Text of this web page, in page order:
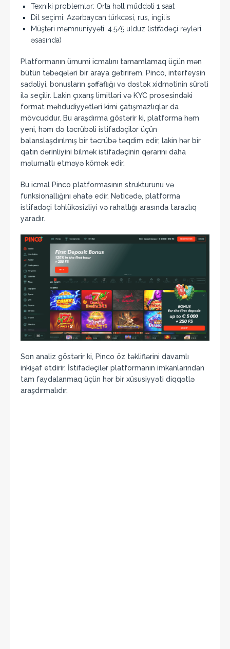
Texniki problemlər: Orta həll müddəti 1 saat
Dil seçimi: Azərbaycan türkcəsi, rus, ingilis
Müştəri məmnuniyyəti: 4.5/5 ulduz (istifadəçi rəyləri
əsasında)
Platformanın ümumi icmalını tamamlamaq üçün mən
bütün təbəqələri bir araya gətirirəm. Pinco, interfeysin
sadəliyi, bonusların şəffaflığı və dəstək xidmətinin sürəti
ilə seçilir. Lakin çıxarış limitləri və KYC prosesindəki
format məhdudiyyətləri kimi çatışmazlıqlar da
mövcuddur. Bu araşdırma göstərir ki, platforma həm
yeni, həm də təcrübəli istifadəçilər üçün
balanslaşdırılmış bir təcrübə təqdim edir, lakin hər bir
qatın dərinliyini bilmək istifadəçinin qərarını daha
məlumatlı etməyə kömək edir.
Bu icmal Pinco platformasının strukturunu və
funksionallığını əhatə edir. Nəticədə, platforma
istifadəçi təhlükəsizliyi və rahatlığı arasında tarazlıq
yaradır.
Son analiz göstərir ki, Pinco öz təkliflərini davamlı
inkişaf etdirir. İstifadəçilər platformanın imkanlarından
tam faydalanmaq üçün hər bir xüsusiyyəti diqqətlə
araşdırmalıdır.